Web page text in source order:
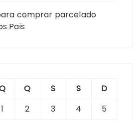
comprar parcelado
Pais
Q S S
D
1
2 3 4
5